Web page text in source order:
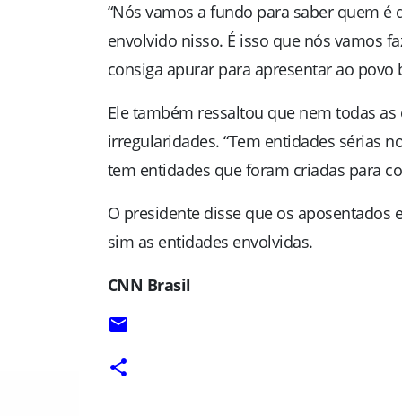
“Nós vamos a fundo para saber quem
envolvido nisso. É isso que nós vamos
consiga apurar para apresentar ao povo
Ele também ressaltou que nem todas
irregularidades. “Tem entidades sérias
tem entidades que foram criadas para
O presidente disse que os aposentados
sim as entidades envolvidas.
CNN Brasil